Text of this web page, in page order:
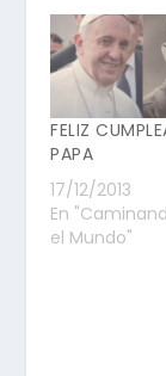
FELIZ
PAPA
17/12/2013
En
el Mundo"